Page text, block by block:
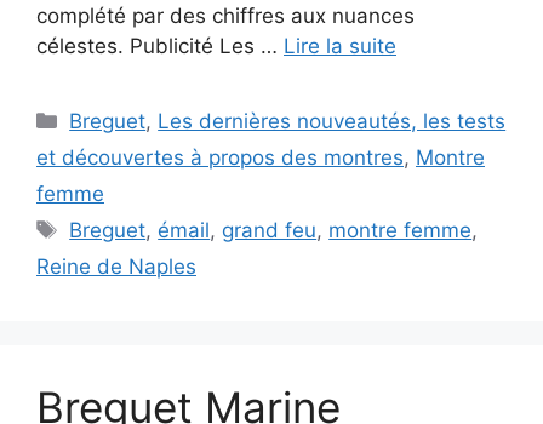
complété par des chiffres aux nuances
célestes. Publicité Les … Lire la suite
Catégories
Breguet, Les dernières nouveautés, les tests
et découvertes à propos des montres, Montre
femme
Étiquettes
Breguet, émail, grand feu, montre femme,
Reine de Naples
Breguet Marine